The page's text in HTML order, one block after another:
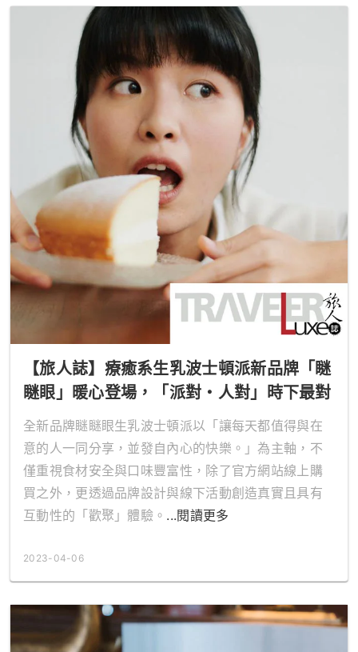
【旅人誌】療癒系生乳波士頓派新品牌「瞇
瞇眼」暖心登場，「派對・人對」時下最對
「派」選擇！
全新品牌瞇瞇眼生乳波士頓派以「讓每天都值得與在
意的人一同分享，並發自內心的快樂。」為主軸，不
僅重視食材安全與口味豐富性，除了官方網站線上購
買之外，更透過品牌設計與線下活動創造真實且具有
互動性的「歡聚」體驗。 ...閱讀更多
2023-04-06